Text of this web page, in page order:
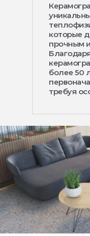
которые
прочным
более 50
требуя